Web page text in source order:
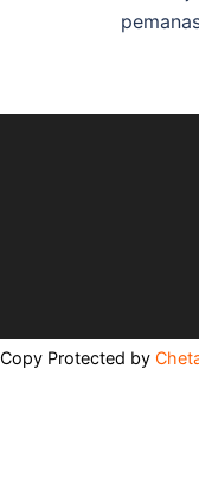
Copy Protected by